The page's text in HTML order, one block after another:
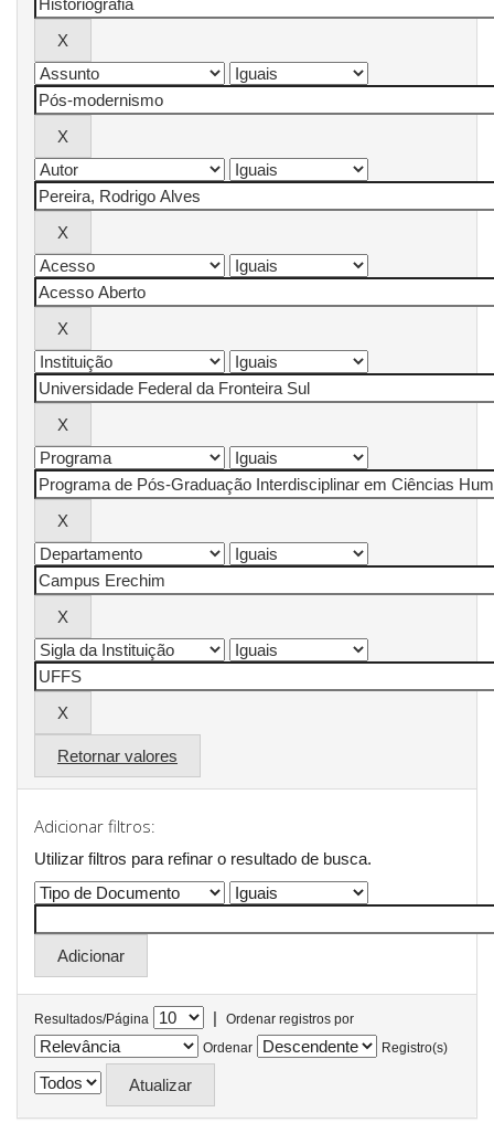
Retornar valores
Adicionar filtros:
Utilizar filtros para refinar o resultado de busca.
Resultados/Página |
Ordenar registros por
Ordenar
Registro(s)